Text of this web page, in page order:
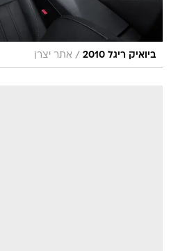
ביואיק ריגל 2010 / אתר יצרן